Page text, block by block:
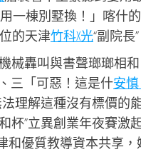
一棟別墅換！」喀什
的天津竹科X光“副院長”
械轟叫與書聲瑯瑯相和
三「可惡！這是什安
理解這種沒有標價的
杯”立異創業年夜賽激
和優質教導資本共享，